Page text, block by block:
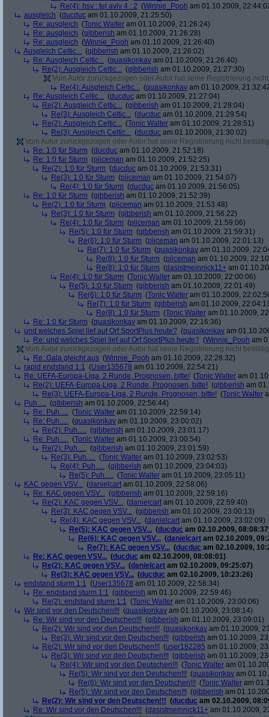
Re(4): hsv : tel aviv 4 : 2 (Winnie_Pooh am 01.10.2009,
ausgleich (ducduc am 01.10.2009, 21:25:50)
Re: ausgleich (Tonic Walter am 01.10.2009, 21:26:24)
Re: ausgleich (gibberish am 01.10.2009, 21:26:28)
Re: ausgleich (Winnie_Pooh am 01.10.2009, 21:26:40)
Ausgleich Celtic... (gibberish am 01.10.2009, 21:26:02)
Re: Ausgleich Celtic... (quasikonkav am 01.10.2009, 21:26:40)
Re(2): Ausgleich Celtic... (gibberish am 01.10.2009, 21:27:30)
Vom Autor zurückgezogen oder Autor hat seine Registrierung
Re(4): Ausgleich Celtic... (quasikonkav am 01.10.2009,
Re: Ausgleich Celtic... (ducduc am 01.10.2009, 21:27:04)
Re(2): Ausgleich Celtic... (gibberish am 01.10.2009, 21:28:04)
Re(3): Ausgleich Celtic... (ducduc am 01.10.2009, 21:29:54)
Re(2): Ausgleich Celtic... (Tonic Walter am 01.10.2009, 21:28:51)
Re(3): Ausgleich Celtic... (ducduc am 01.10.2009, 21:30:02)
Vom Autor zurückgezogen oder Autor hat seine Registrierung nicht
Re: 1:0 für Sturm (ducduc am 01.10.2009, 21:52:18)
Re: 1:0 für Sturm (piiceman am 01.10.2009, 21:52:25)
Re(2): 1:0 für Sturm (ducduc am 01.10.2009, 21:53:31)
Re(3): 1:0 für Sturm (piiceman am 01.10.2009, 21:54:07)
Re(4): 1:0 für Sturm (ducduc am 01.10.2009, 21:56:05)
Re: 1:0 für Sturm (gibberish am 01.10.2009, 21:52:39)
Re(2): 1:0 für Sturm (piiceman am 01.10.2009, 21:53:48)
Re(3): 1:0 für Sturm (gibberish am 01.10.2009, 21:56:22)
Re(4): 1:0 für Sturm (piiceman am 01.10.2009, 21:59:06)
Re(5): 1:0 für Sturm (gibberish am 01.10.2009, 21:59:31)
Re(6): 1:0 für Sturm (piiceman am 01.10.2009, 22:01:13)
Re(7): 1:0 für Sturm (quasikonkav am 01.10.2009,
Re(8): 1:0 für Sturm (piiceman am 01.10.2009,
Re(8): 1:0 für Sturm (dasistmeinnick11+ am
Re(4): 1:0 für Sturm (Tonic Walter am 01.10.2009, 22:00:06)
Re(5): 1:0 für Sturm (gibberish am 01.10.2009, 22:01:49)
Re(6): 1:0 für Sturm (Tonic Walter am 01.10.2009,
Re(7): 1:0 für Sturm (gibberish am 01.10.2009,
Re(8): 1:0 für Sturm (Tonic Walter am 01.10.2009,
Re: 1:0 für Sturm (quasikonkav am 01.10.2009, 22:16:36)
und welches Spiel lief auf Orf SportPlus heute? (quasikonkav am
Re: und welches Spiel lief auf Orf SportPlus heute? (Winnie_Pooh am
Vom Autor zurückgezogen oder Autor hat seine Registrierung nicht
Re: Gala gleicht aus (Winnie_Pooh am 01.10.2009, 22:28:32)
rapid endstand 1:1 (User135678 am 01.10.2009, 22:54:21)
Re: UEFA-Europa-Liga, 2 Runde, Prognosen, bitte! (Tonic Walter am
Re(2): UEFA-Europa-Liga, 2 Runde, Prognosen, bitte! (gibberish am
Re(3): UEFA-Europa-Liga, 2 Runde, Prognosen, bitte! (Tonic Walter
Puh..... (gibberish am 01.10.2009, 22:56:44)
Re: Puh..... (Tonic Walter am 01.10.2009, 22:59:14)
Re: Puh..... (quasikonkav am 01.10.2009, 23:00:02)
Re(2): Puh..... (gibberish am 01.10.2009, 23:01:17)
Re: Puh..... (Tonic Walter am 01.10.2009, 23:00:54)
Re(2): Puh..... (gibberish am 01.10.2009, 23:01:59)
Re(3): Puh..... (Tonic Walter am 01.10.2009, 23:02:53)
Re(4): Puh..... (gibberish am 01.10.2009, 23:04:03)
Re(5): Puh..... (Tonic Walter am 01.10.2009, 23:05:11)
KAC gegen VSV... (danielcart am 01.10.2009, 22:58:06)
Re: KAC gegen VSV... (gibberish am 01.10.2009, 22:59:16)
Re(2): KAC gegen VSV... (danielcart am 01.10.2009, 22:59:40)
Re(3): KAC gegen VSV... (gibberish am 01.10.2009, 23:00:13)
Re(4): KAC gegen VSV... (danielcart am 01.10.2009, 23:02:09)
Re(5): KAC gegen VSV... (ducduc am 02.10.2009,
Re(6): KAC gegen VSV... (danielcart am 02.10.2009,
Re(7): KAC gegen VSV... (ducduc am 02.10.2009,
Re: KAC gegen VSV... (ducduc am 02.10.2009, 08:08:01)
Re(2): KAC gegen VSV... (danielcart am 02.10.2009, 09:25:07)
Re(3): KAC gegen VSV... (ducduc am 02.10.2009, 10:23:26)
endstand sturm 1:1 (User135678 am 01.10.2009, 22:58:34)
Re: endstand sturm 1:1 (gibberish am 01.10.2009, 22:59:46)
Re(2): endstand sturm 1:1 (Tonic Walter am 01.10.2009, 23:00:06)
Wir sind vor den Deutschen!!! (quasikonkav am 01.10.2009, 23:08:14)
Re: Wir sind vor den Deutschen!!! (gibberish am 01.10.2009, 23:09:01)
Re(2): Wir sind vor den Deutschen!!! (quasikonkav am 01.10.2009,
Re(3): Wir sind vor den Deutschen!!! (gibberish am 01.10.2009,
Re(2): Wir sind vor den Deutschen!!! (user182285 am 01.10.2009,
Re(3): Wir sind vor den Deutschen!!! (gibberish am 01.10.2009,
Re(4): Wir sind vor den Deutschen!!! (Tonic Walter am
Re(5): Wir sind vor den Deutschen!!! (quasikonkav am
Re(6): Wir sind vor den Deutschen!!! (Tonic Walter am
Re(5): Wir sind vor den Deutschen!!! (gibberish am
Re(2): Wir sind vor den Deutschen!!! (ducduc am 02.10.2009,
Re: Wir sind vor den Deutschen!!! (dasistmeinnick11+ am 01.10.2009,